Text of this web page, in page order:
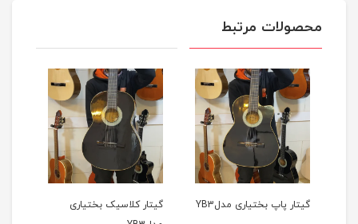
محصولات مرتبط
گیتار کلاسیک بختیاری
گیتار کلاسیک بختیاری